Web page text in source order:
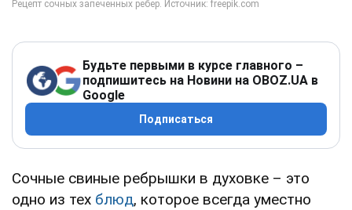
Будьте первыми в курсе главного –
подпишитесь на Новини на OBOZ.UA в
Google
Подписаться
Сочные свиные ребрышки в духовке – это
одно из тех блюд, которое всегда уместно